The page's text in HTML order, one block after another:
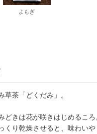
よもぎ
草茶「どくだみ」。
どきは花が咲きはじめるころ
くり乾燥させると、味わいや